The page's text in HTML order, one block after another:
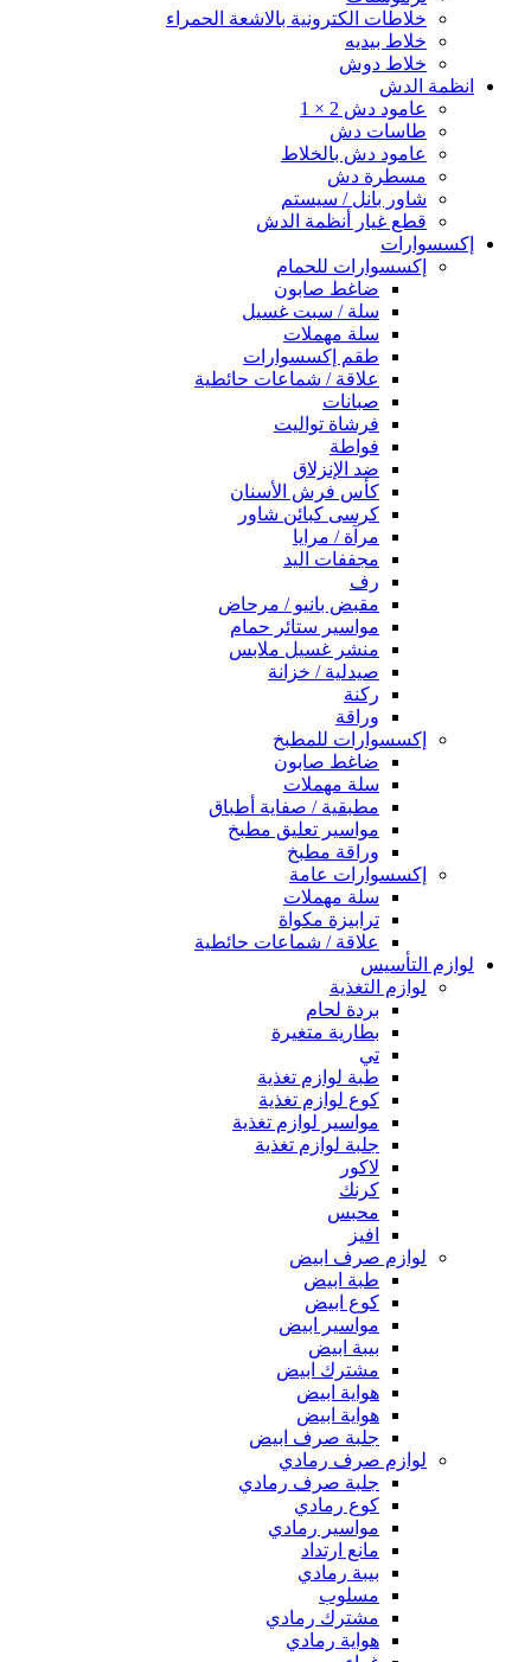
خلاطات الكترونية بالاشعة الحمراء
خلاط بيديه
خلاط دوش
انظمة الدش
عامود دش 2 × 1
طاسات دش
عامود دش بالخلاط
مسطرة دش
شاور بانل / سيستم
قطع غيار أنظمة الدش
إكسسوارات
إكسسوارات للحمام
ضاغط صابون
سلة / سبت غسيل
سلة مهملات
طقم إكسسوارات
علاقة / شماعات حائطية
صبانات
فرشاة تواليت
فواطة
ضد الإنزلاق
كأس فرش الأسنان
كرسى كبائن شاور
مرآة / مرايا
مجففات اليد
رف
مقبض بانيو / مرحاض
مواسير ستائر حمام
منشر غسيل ملابس
صيدلية / خزانة
ركنة
وراقة
إكسسوارات للمطبخ
ضاغط صابون
سلة مهملات
مطبقية / صفاية أطباق
مواسير تعليق مطبخ
وراقة مطبخ
إكسسوارات عامة
سلة مهملات
ترابيزة مكواة
علاقة / شماعات حائطية
لوازم التأسيس
لوازم التغذية
بردة لحام
بطارية متغيرة
تي
طبة لوازم تغذية
كوع لوازم تغذية
مواسير لوازم تغذية
جلبة لوازم تغذية
لاكور
كرنك
محبس
افيز
لوازم صرف ابيض
طبة ابيض
كوع ابيض
مواسير ابيض
بيبة ابيض
مشترك ابيض
هواية ابيض
هواية ابيض
جلبة صرف ابيض
لوازم صرف رمادي
جلبة صرف رمادي
كوع رمادي
مواسير رمادي
مانع ارتداد
بيبة رمادي
مسلوب
مشترك رمادي
هواية رمادي